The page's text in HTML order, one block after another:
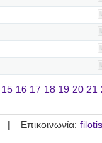
15 16 17 18 19 20 21
Επικοινωνία: